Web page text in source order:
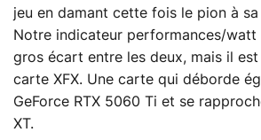
jeu en damant cette fois le pion à
Notre indicateur performances/watt
gros écart entre les deux, mais il
carte XFX. Une carte qui déborde
GeForce RTX 5060 Ti et se
XT.